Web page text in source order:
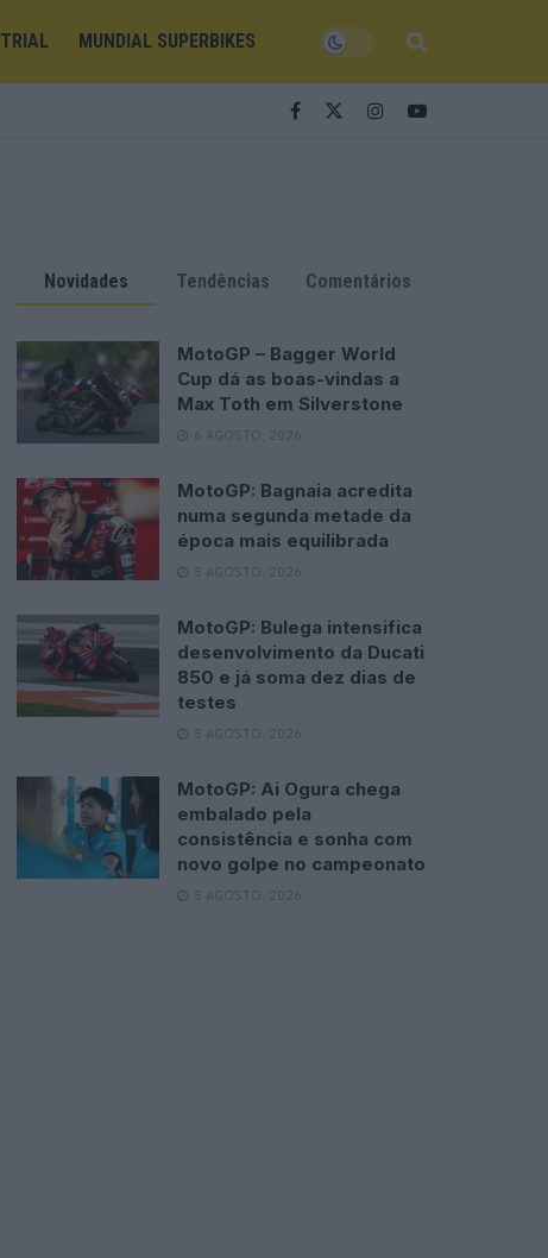
TRIAL MUNDIAL SUPERBIKES
Novidades Tendências Comentários
MotoGP – Bagger World
Cup dá as boas-vindas a
Max Toth em Silverstone
6 AGOSTO, 2026
MotoGP: Bagnaia acredita
numa segunda metade da
época mais equilibrada
5 AGOSTO, 2026
MotoGP: Bulega intensifica
desenvolvimento da Ducati
850 e já soma dez dias de
testes
5 AGOSTO, 2026
MotoGP: Ai Ogura chega
embalado pela
consistência e sonha com
novo golpe no campeonato
5 AGOSTO, 2026